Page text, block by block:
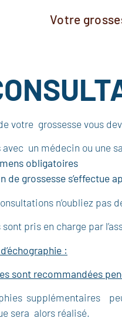
Votre
votre grossesse vous
avec un médecin ou une
obligatoires
de grossesse s’effectue
n’oubliez pas
sont pris en charge par
:
sont recommandées
supplémentaires
sera alors réalisé.